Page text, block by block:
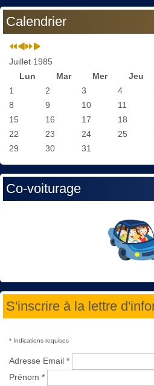
Calendrier
Juillet 1985
Lun
Mar Mer Jeu
1
2 3 4
8
9 10 11
15
16 17 18
22
23 24 25
29
30 31
Co-voiturage
S'inscrire à la lettre
* Indications requises
Adresse Email *
Prénom *